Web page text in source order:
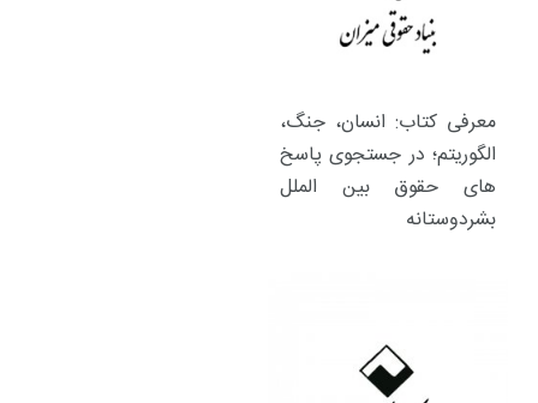
معرفی کتاب: انسان، جنگ،
الگوریتم؛ در جستجوی پاسخ
های حقوق بین الملل
بشردوستانه